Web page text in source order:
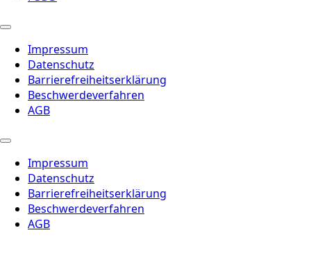
Impressum
Datenschutz
Barrierefreiheitserklärung
Beschwerdeverfahren
AGB
Impressum
Datenschutz
Barrierefreiheitserklärung
Beschwerdeverfahren
AGB